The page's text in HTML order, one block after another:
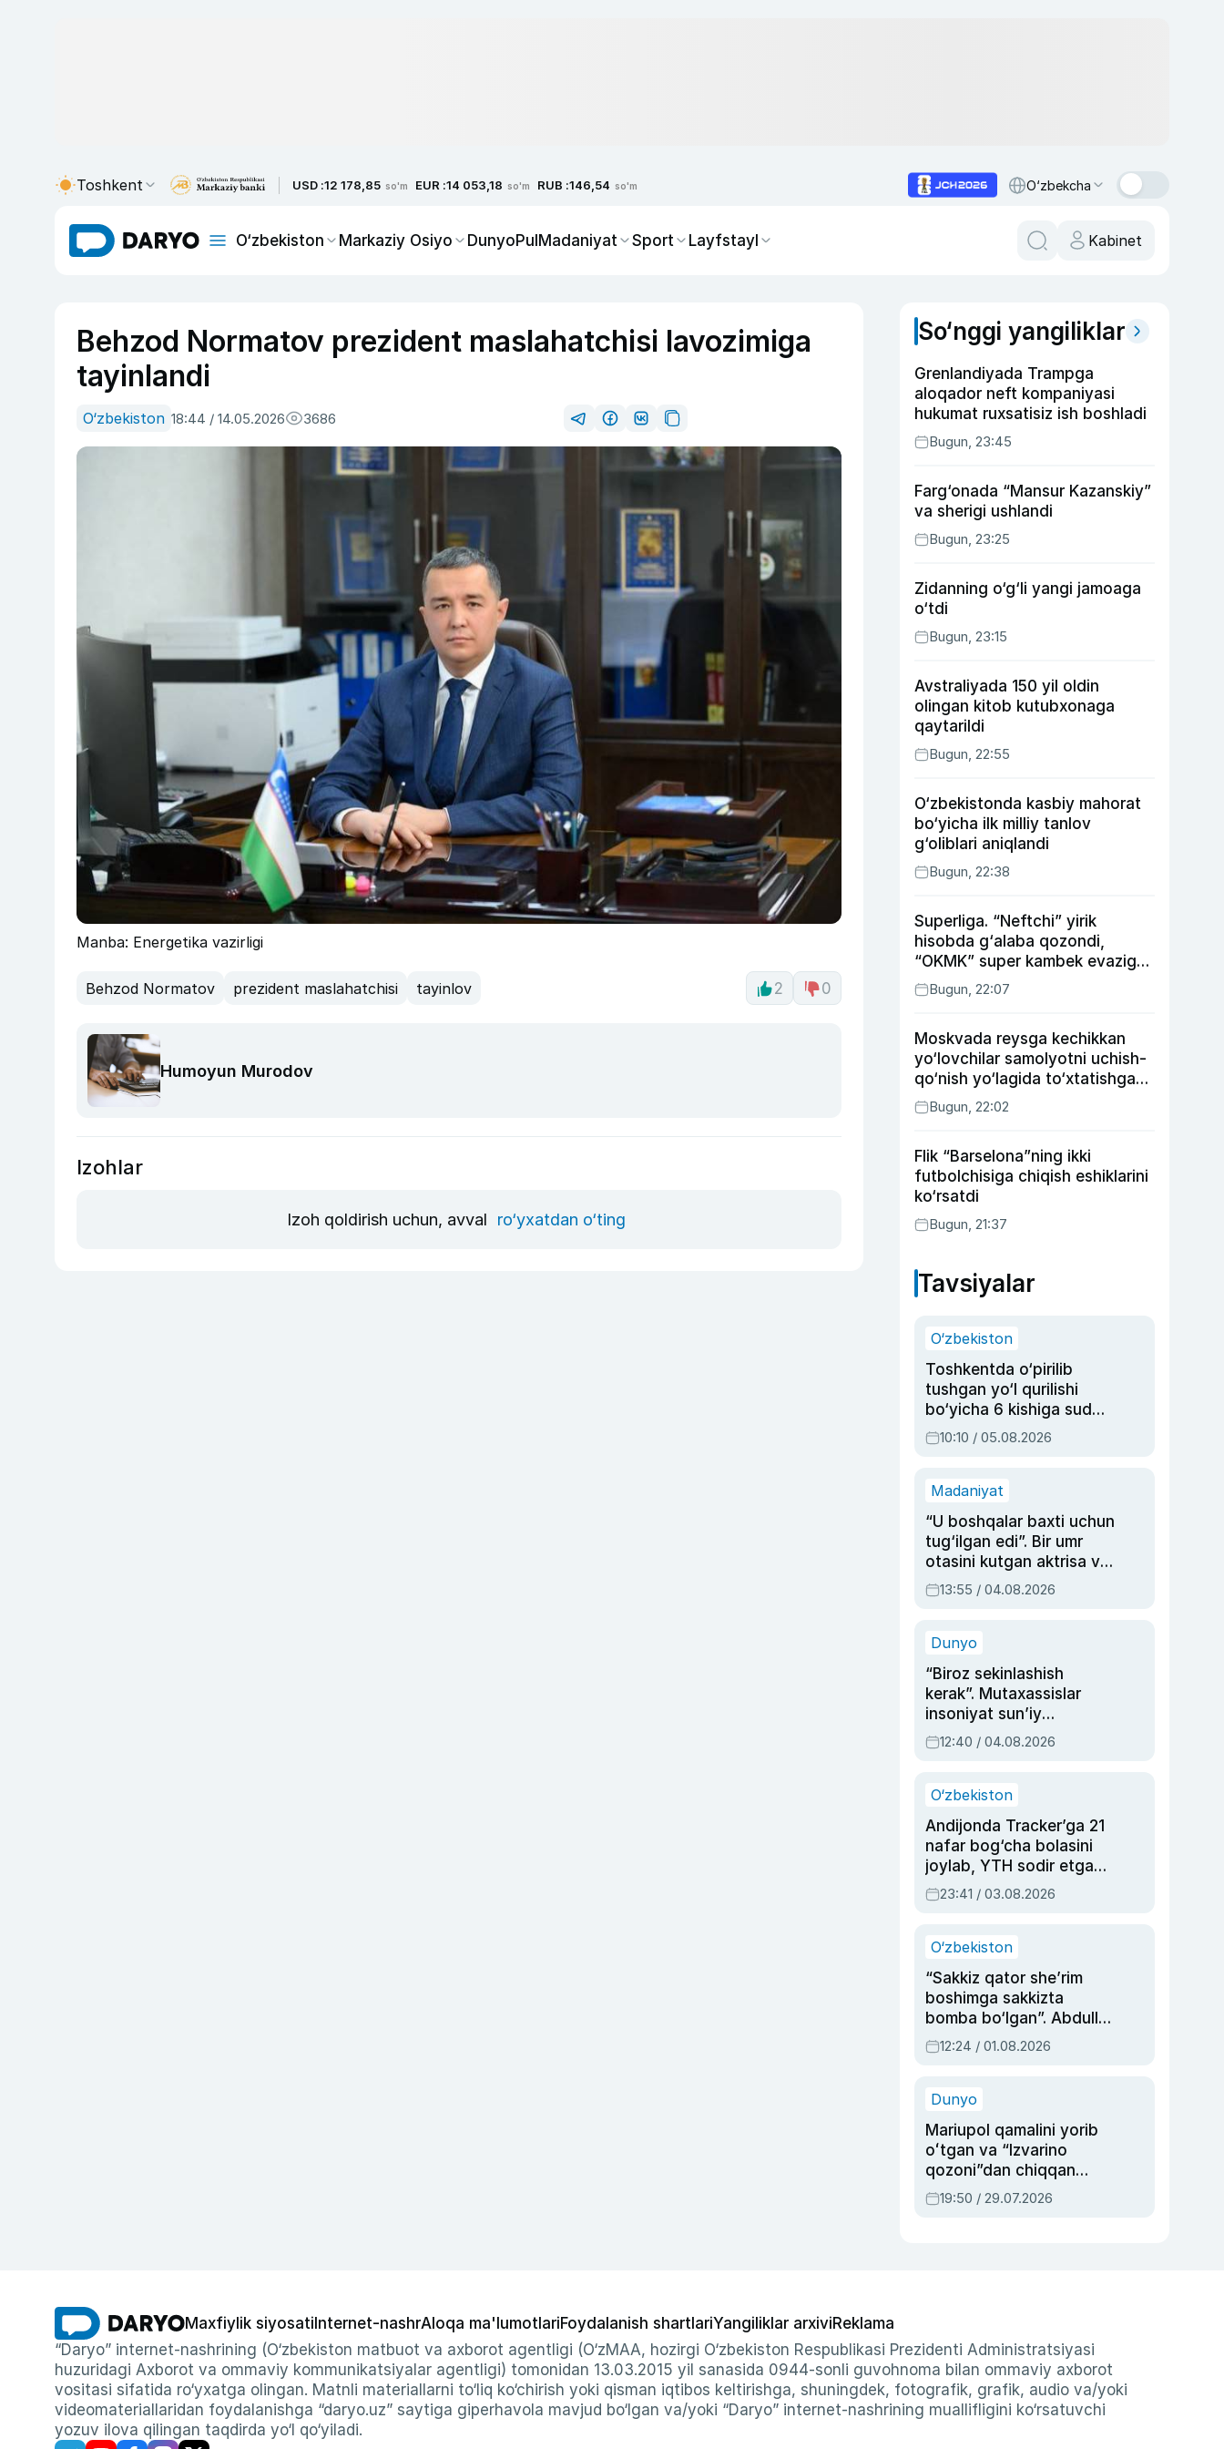
Toshkent USD :12 178,85 so'm EUR :14 053,18 so'm RUB :146,54 so'm O‘zbekcha
O‘zbekiston Markaziy Osiyo DunyoPulMadaniyat Sport Layfstayl Kabinet
Behzod Normatov prezident maslahatchisi lavozimiga
tayinlandi
O‘zbekiston 18:44 / 14.05.2026 3686
Manba: Energetika vazirligi
Behzod Normatov prezident maslahatchisi tayinlov 2 0
Humoyun Murodov
Izohlar
Izoh qoldirish uchun, avval ro‘yxatdan o‘ting
So‘nggi yangiliklar
Grenlandiyada Trampga
aloqador neft kompaniyasi
hukumat ruxsatisiz ish boshladi
Bugun, 23:45
Farg‘onada “Mansur Kazanskiy”
va sherigi ushlandi
Bugun, 23:25
Zidanning o‘g‘li yangi jamoaga
o‘tdi
Bugun, 23:15
Avstraliyada 150 yil oldin
olingan kitob kutubxonaga
qaytarildi
Bugun, 22:55
O‘zbekistonda kasbiy mahorat
bo‘yicha ilk milliy tanlov
g‘oliblari aniqlandi
Bugun, 22:38
Superliga. “Neftchi” yirik
hisobda g‘alaba qozondi,
“OKMK” super kambek evaziga
“Bunyodkor”dan ustun keldi,
“Nasaf” durang qayd etdi
Bugun, 22:07
Moskvada reysga kechikkan
yo‘lovchilar samolyotni uchish-
qo‘nish yo‘lagida to‘xtatishga
urindi (video)
Bugun, 22:02
Flik “Barselona”ning ikki
futbolchisiga chiqish eshiklarini
ko‘rsatdi
Bugun, 21:37
Tavsiyalar
O‘zbekiston
Toshkentda o‘pirilib
tushgan yo‘l qurilishi
bo‘yicha 6 kishiga sud
hukmi o‘qildi
10:10 / 05.08.2026
Madaniyat
“U boshqalar baxti uchun
tug‘ilgan edi”. Bir umr
otasini kutgan aktrisa va
dublyaj ustasi Rimma
Ahmedovaning
13:55 / 04.08.2026
Dunyo
“Biroz sekinlashish
kerak”. Mutaxassislar
insoniyat sun’iy
intellektni boshqara
olmay qolishidan xavotir
12:40 / 04.08.2026
O‘zbekiston
Andijonda Tracker’ga 21
nafar bog‘cha bolasini
joylab, YTH sodir etgan
ayolga sud hukmi o‘qildi
23:41 / 03.08.2026
O‘zbekiston
“Sakkiz qator she’rim
boshimga sakkizta
bomba bo‘lgan”. Abdulla
Oripovni siyosiy
ayblovlardan asrab
12:24 / 01.08.2026
Dunyo
Mariupol qamalini yorib
oʻtgan va “Izvarino
qozoni”dan chiqqan
qahramon — Ukraina
armiyasi bosh
19:50 / 29.07.2026
Maxfiylik siyosati Internet-nashrAloqa ma'lumotlariFoydalanish shartlariYangiliklar arxiviReklama
“Daryo” internet-nashrining (O‘zbekiston matbuot va axborot agentligi (O‘zMAA, hozirgi O‘zbekiston Respublikasi Prezidenti Administratsiyasi
huzuridagi Axborot va ommaviy kommunikatsiyalar agentligi) tomonidan 13.03.2015 yil sanasida 0944-sonli guvohnoma bilan ommaviy axborot
vositasi sifatida ro‘yxatga olingan. Matnli materiallarni to‘liq ko‘chirish yoki qisman iqtibos keltirishga, shuningdek, fotografik, grafik, audio va/yoki
videomateriallaridan foydalanishga “daryo.uz” saytiga giperhavola mavjud bo‘lgan va/yoki “Daryo” internet-nashrining muallifligini ko‘rsatuvchi
yozuv ilova qilingan taqdirda yo‘l qo‘yiladi.